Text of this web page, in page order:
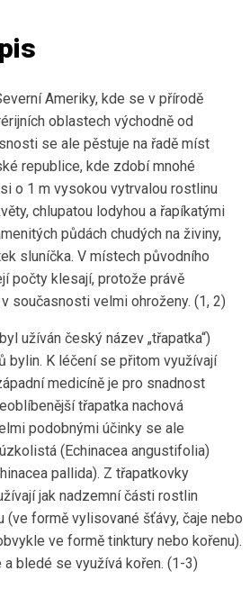
Ameriky, kde se v přírodě
oblastech východně od
se ale pěstuje na řadě míst
republice, kde zdobí mnohé
o 1 m vysokou vytrvalou rostlinu
chlupatou lodyhou a řapíkatými
půdách chudých na živiny,
sluníčka. V místech původního
počty klesají, protože právě
současnosti velmi ohroženy. (1, 2)
užíván český název „třapatka“)
bylin. K léčení se přitom využívají
medicíně je pro snadnost
třapatka nachová
podobnými účinky se ale
(Echinacea angustifolia)
pallida). Z třapatkovky
jak nadzemní části rostlin
(ve formě vylisované šťávy, čaje nebo
ve formě tinktury nebo kořenu).
bledé se využívá kořen. (1-3)